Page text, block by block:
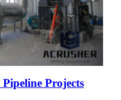
Projects